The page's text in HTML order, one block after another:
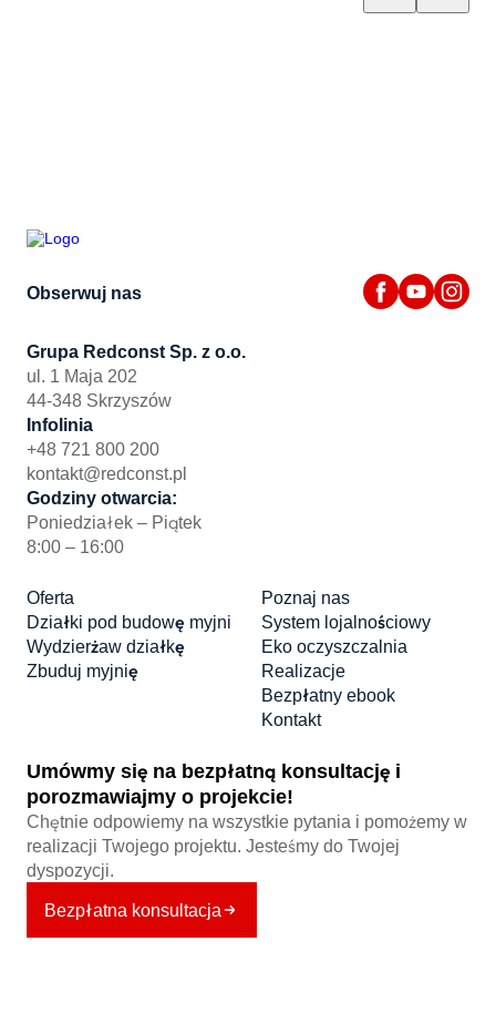
Obserwuj nas
Grupa Redconst Sp. z o.o.
ul. 1 Maja 202
44-348 Skrzyszów
Infolinia
+48 721 800 200
kontakt@redconst.pl
Godziny otwarcia:
Poniedziałek – Piątek
8:00 – 16:00
Oferta
Działki pod budowę myjni
Wydzierżaw działkę
Zbuduj myjnię
Poznaj nas
System lojalnościowy
Eko oczyszczalnia
Realizacje
Bezpłatny ebook
Kontakt
Umówmy się na bezpłatną konsultację i
porozmawiajmy o projekcie!
Chętnie odpowiemy na wszystkie pytania i pomożemy w
realizacji Twojego projektu. Jesteśmy do Twojej
dyspozycji.
Bezpłatna konsultacja